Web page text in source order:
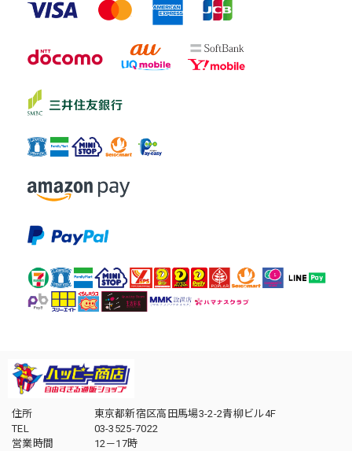
住所
東京都新宿区高田馬場3-2-2青柳ビル4F
TEL
03-3525-7022
営業時間
12－17時